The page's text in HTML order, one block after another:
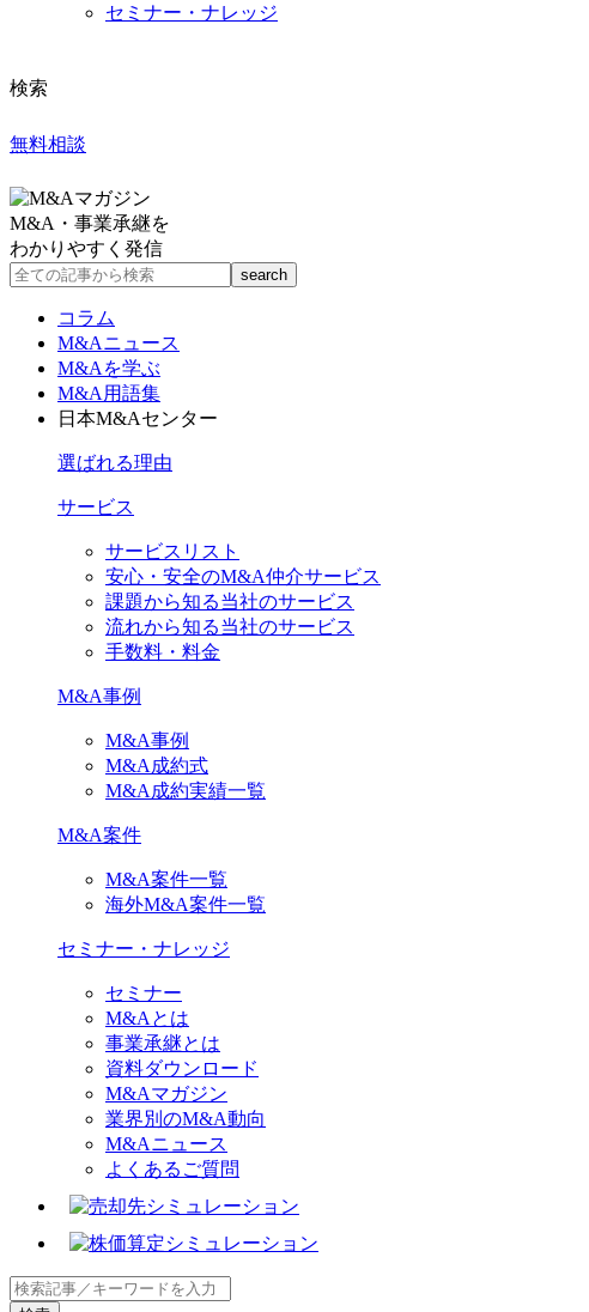
セミナー・ナレッジ
検索
無料相談
M&A・事業承継を
わかりやすく発信
コラム
M&Aニュース
M&Aを学ぶ
M&A用語集
日本M&Aセンター
選ばれる理由
サービス
サービスリスト
安心・安全のM&A仲介サービス
課題から知る当社のサービス
流れから知る当社のサービス
手数料・料金
M&A事例
M&A事例
M&A成約式
M&A成約実績一覧
M&A案件
M&A案件一覧
海外M&A案件一覧
セミナー・ナレッジ
セミナー
M&Aとは
事業承継とは
資料ダウンロード
M&Aマガジン
業界別のM&A動向
M&Aニュース
よくあるご質問